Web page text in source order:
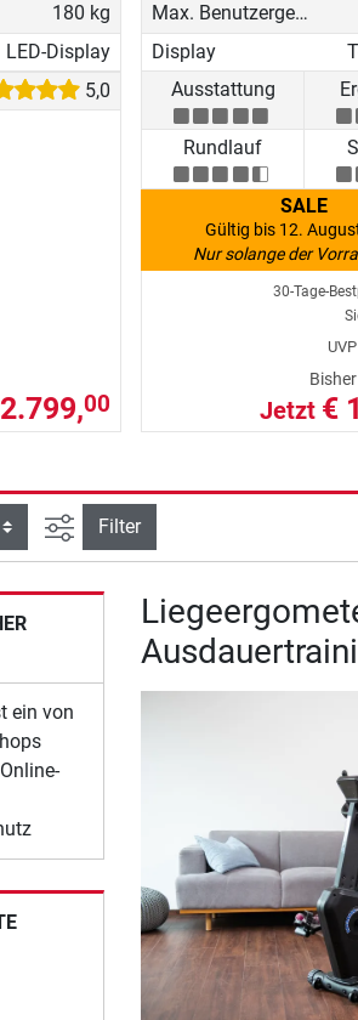
180 kg
LED-Display
5,0
00
Max. Benutzergewicht
Display
Ausstattung
Rundlauf
SALE
Gültig bis 12.
Nur solange der
30-Tage-
UVP
Bisher
Jetzt €
Ansicht filtern
Filter
ein von